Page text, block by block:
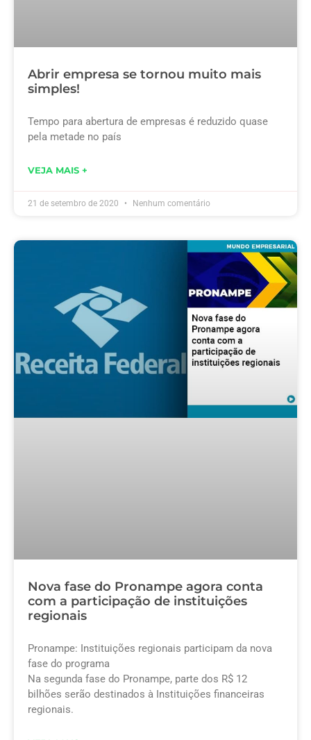
Abrir empresa se tornou muito mais
simples!
Tempo para abertura de empresas é reduzido quase
pela metade no país
VEJA MAIS +
21 de setembro de 2020 Nenhum comentário
Nova fase do Pronampe agora conta
com a participação de instituições
regionais
Pronampe: Instituições regionais participam da nova
fase do programa
Na segunda fase do Pronampe, parte dos R$ 12
bilhões serão destinados à Instituições financeiras
regionais.